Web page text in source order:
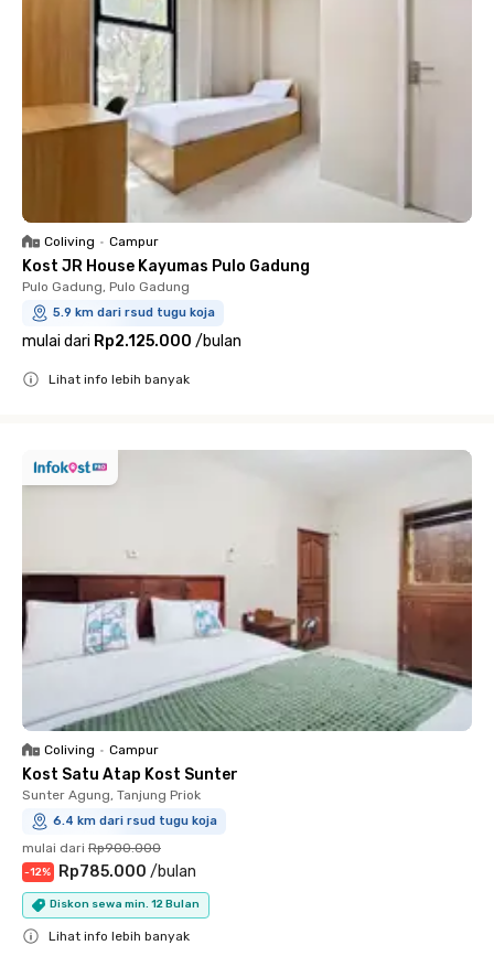
Coliving • Campur
Kost JR House Kayumas Pulo Gadung
Pulo Gadung, Pulo Gadung
5.9 km dari rsud tugu koja
mulai dari Rp2.125.000 /bulan
Lihat info lebih banyak
Coliving • Campur
Kost Satu Atap Kost Sunter
Sunter Agung, Tanjung Priok
6.4 km dari rsud tugu koja
mulai dari Rp900.000
-12% Rp785.000 /bulan
Diskon sewa min. 12 Bulan
Lihat info lebih banyak